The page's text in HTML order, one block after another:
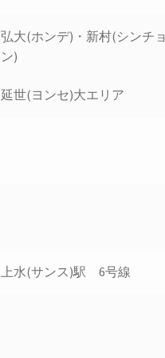
弘大(ホンデ)・新村(シンチョ
ン)
延世(ヨンセ)大エリア
上水(サンス)駅 6号線